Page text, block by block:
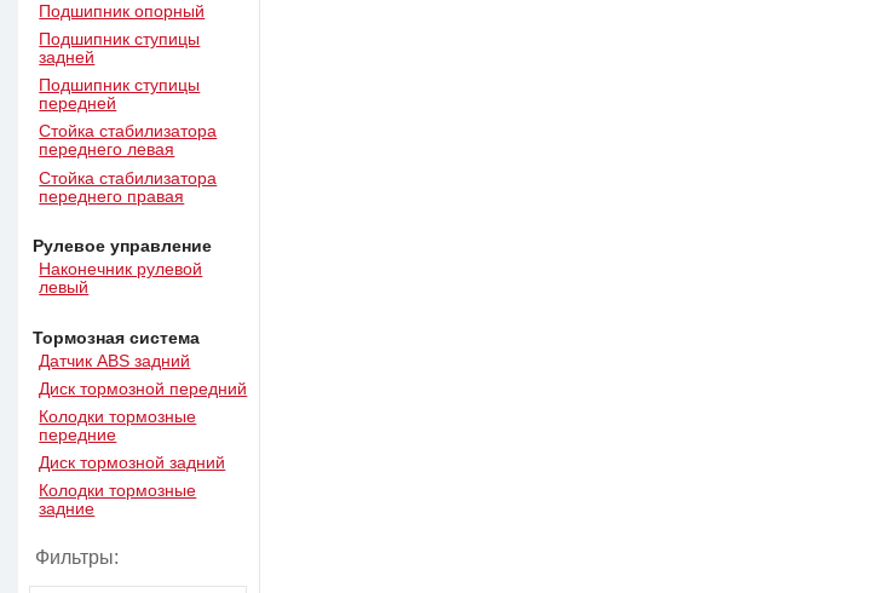
Подшипник опорный
Подшипник ступицы
задней
Подшипник ступицы
передней
Стойка стабилизатора
переднего левая
Стойка стабилизатора
переднего правая
Рулевое управление
Наконечник рулевой
левый
Тормозная система
Датчик ABS задний
Диск тормозной передний
Колодки тормозные
передние
Диск тормозной задний
Колодки тормозные
задние
Фильтры: